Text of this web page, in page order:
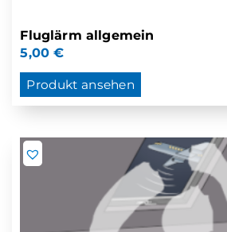
Fluglärm allgemein
5,00€
Produkt ansehen